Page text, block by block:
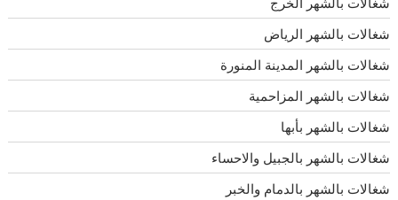
شغالات بالشهر الرياض
شغالات بالشهر المدينة المنورة
شغالات بالشهر المزاحمية
شغالات بالشهر بأبها
شغالات بالشهر بالجبيل والاحساء
شغالات بالشهر بالدمام والخبر